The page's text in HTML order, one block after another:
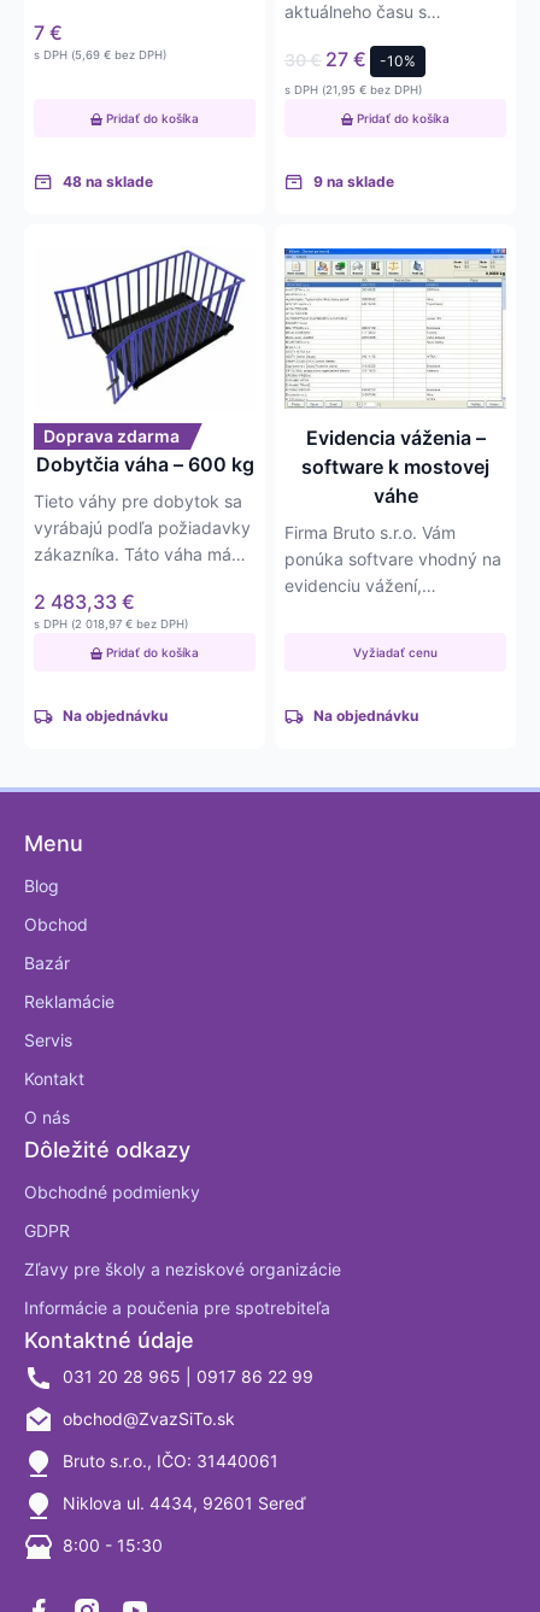
dielik –…
7 €
s DPH (5,69 € bez DPH)
Pridať do košíka
48 na sklade
aktuálneho času s
Ideálna pre…
30€ 27 € -10%
s DPH (21,95 € bez DPH)
Pridať do košíka
9 na sklade
Doprava zdarma
Dobytčia váha – 600 kg
Tieto váhy pre dobytok sa
vyrábajú podľa požiadavky
zákazníka. Táto váha má
2 483,33 €
s DPH (2 018,97 € bez DPH)
Pridať do košíka
Na objednávku
Evidencia váženia –
software k mostovej
váhe
Firma Bruto s.r.o. Vám
ponúka softvare vhodný na
evidenciu vážení,
Vyžiadať cenu
Na objednávku
Menu
Blog
Obchod
Bazár
Reklamácie
Servis
Kontakt
O nás
Dôležité odkazy
Obchodné podmienky
GDPR
Zľavy pre školy a neziskové organizácie
Informácie a poučenia pre spotrebiteľa
Kontaktné údaje
031 20 28 965 | 0917 86 22 99
obchod@ZvazSiTo.sk
Bruto s.r.o., IČO: 31440061
Niklova ul. 4434, 92601 Sereď
8:00 - 15:30